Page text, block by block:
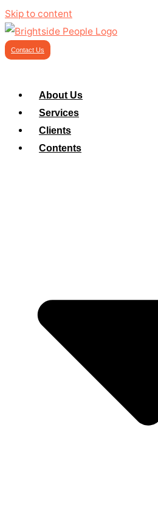
Skip to content
Contact Us
About Us
Services
Clients
Contents